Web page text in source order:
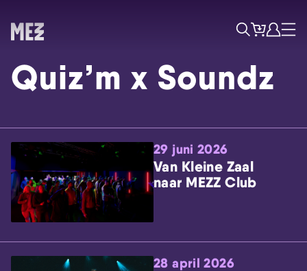
Skip navigatie
ZoekTicketsAccount
Menu
Quiz’m x Soundz
29 juni 2026
Van Kleine Zaal
naar MEZZ Club
28 april 2026